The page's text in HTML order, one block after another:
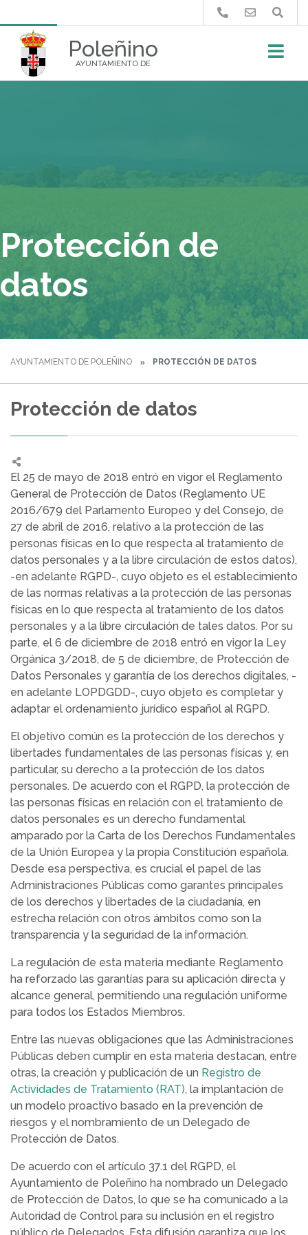
Poleñino
AYUNTAMIENTO DE
Buscar
Protección de
datos
AYUNTAMIENTO DE POLEÑINO PROTECCIÓN DE DATOS
Protección de datos
El 25 de mayo de 2018 entró en vigor el Reglamento
General de Protección de Datos (Reglamento UE
2016/679 del Parlamento Europeo y del Consejo, de
27 de abril de 2016, relativo a la protección de las
personas físicas en lo que respecta al tratamiento de
datos personales y a la libre circulación de estos datos),
-en adelante RGPD-, cuyo objeto es el establecimiento
de las normas relativas a la protección de las personas
físicas en lo que respecta al tratamiento de los datos
personales y a la libre circulación de tales datos. Por su
parte, el 6 de diciembre de 2018 entró en vigor la Ley
Orgánica 3/2018, de 5 de diciembre, de Protección de
Datos Personales y garantía de los derechos digitales, -
en adelante LOPDGDD-, cuyo objeto es completar y
adaptar el ordenamiento jurídico español al RGPD.
El objetivo común es la protección de los derechos y
libertades fundamentales de las personas físicas y, en
particular, su derecho a la protección de los datos
personales. De acuerdo con el RGPD, la protección de
las personas físicas en relación con el tratamiento de
datos personales es un derecho fundamental
amparado por la Carta de los Derechos Fundamentales
de la Unión Europea y la propia Constitución española.
Desde esa perspectiva, es crucial el papel de las
Administraciones Públicas como garantes principales
de los derechos y libertades de la ciudadanía, en
estrecha relación con otros ámbitos como son la
transparencia y la seguridad de la información.
La regulación de esta materia mediante Reglamento
ha reforzado las garantías para su aplicación directa y
alcance general, permitiendo una regulación uniforme
para todos los Estados Miembros.
Entre las nuevas obligaciones que las Administraciones
Públicas deben cumplir en esta materia destacan, entre
otras, la creación y publicación de un Registro de
Actividades de Tratamiento (RAT), la implantación de
un modelo proactivo basado en la prevención de
riesgos y el nombramiento de un Delegado de
Protección de Datos.
De acuerdo con el artículo 37.1 del RGPD, el
Ayuntamiento de Poleñino ha nombrado un Delegado
de Protección de Datos, lo que se ha comunicado a la
Autoridad de Control para su inclusión en el registro